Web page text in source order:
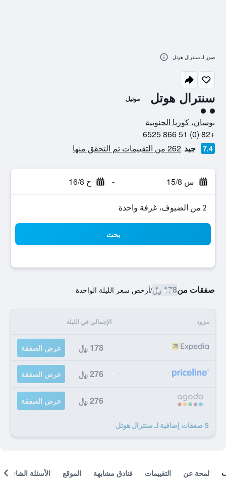
سنترال هوتل موتيل
تقييم فئة 2
بوسان، كوريا الجنوبية
+82 (0) 51 866 6525
7.4 جيد 262 من التقييمات تم التحقق منها
س 15/8 - ح 16/8
2 من الضيوف، غرفة واحدة
بحث
صفقات من178 ﷼ /أرخص سعر الليلة الواحدة
مزود الإجمالي في الليلة
178 ﷼ عرض الصفقة
276 ﷼ عرض الصفقة
276 ﷼ عرض الصفقة
5 صفقات إضافية لـ سنترال هوتل
صور لـ سنترال هوتل
لمحة عن التقييمات فنادق مشابهة الموقع الأسئلة الشائعة